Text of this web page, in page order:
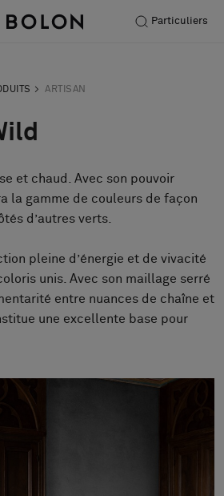
Particuliers
ARTISAN
et chaud. Avec son pouvoir
la gamme de couleurs de façon
d’autres verts.
pleine d’énergie et de vivacité
unis. Avec son maillage serré
entre nuances de chaîne et
une excellente base pour